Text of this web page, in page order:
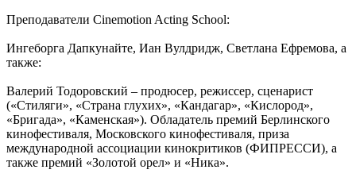
Преподаватели Cinemotion Acting School:
Ингеборга Дапкунайте, Иан Вулдридж, Светлана Ефремова, а
также:
Валерий Тодоровский – продюсер, режиссер, сценарист
(«Стиляги», «Страна глухих», «Кандагар», «Кислород»,
«Бригада», «Каменская»). Обладатель премий Берлинского
кинофестиваля, Московского кинофестиваля, приза
международной ассоциации кинокритиков (ФИПРЕССИ), а
также премий «Золотой орел» и «Ника».